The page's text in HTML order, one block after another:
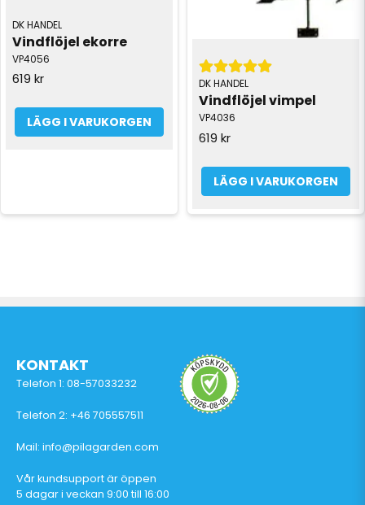
DK HANDEL
Vindflöjel ekorre
VP4056
619 kr
LÄGG I VARUKORGEN
DK HANDEL
Vindflöjel vimpel
VP4036
619 kr
LÄGG I VARUKORGEN
KONTAKT
Telefon 1: 08-57033232
Telefon 2: +46 705557511
Mail: info@pilagarden.com
Vår kundsupport är öppen
5 dagar i veckan 9:00 till 16:00